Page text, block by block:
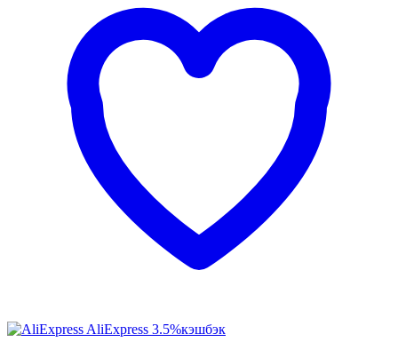
AliExpress 3.5%кэшбэк